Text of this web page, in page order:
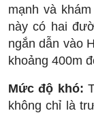
mạnh và
này có hai
ngắn dẫn vào
khoảng 400m
Mức độ khó:
không chỉ là